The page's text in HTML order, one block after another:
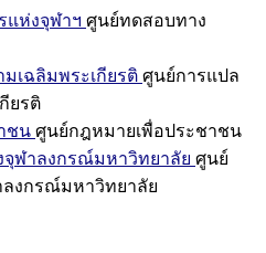
แห่งจุฬาฯ ศูนย์ทดสอบทาง
เฉลิมพระเกียรติ ศูนย์การแปล
ยรติ
ชน ศูนย์กฎหมายเพื่อประชาชน
ฬาลงกรณ์มหาวิทยาลัย ศูนย์
ลงกรณ์มหาวิทยาลัย